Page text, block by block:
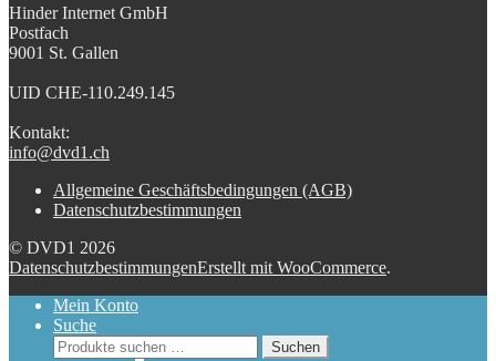
Hinder Internet GmbH
Postfach
9001 St. Gallen
UID CHE-110.249.145
Kontakt:
info@dvd1.ch
Allgemeine Geschäftsbedingungen (AGB)
Datenschutzbestimmungen
© DVD1 2026
DatenschutzbestimmungenErstellt mit WooCommerce.
Mein Konto
Suche
Suchen
Suchen